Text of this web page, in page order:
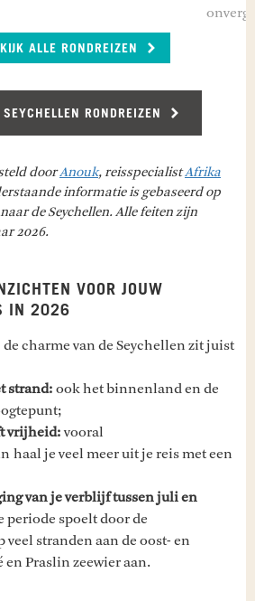
ALLE RONDREIZEN
RONDREIZEN
doorAnouk, reisspecialistAfrika
informatie is gebaseerd op
de Seychellen. Alle feiten zijn
2026.
VOOR JOUW
IN 2026
de charme van de Seychellen zit juist
strand: ook het binnenland en de
vrijheid: vooral
haal je veel meer uit je reis met een
van je verblijf tussen juli en
periode spoelt door de
veel stranden aan de oost- en
Praslin zeewier aan.